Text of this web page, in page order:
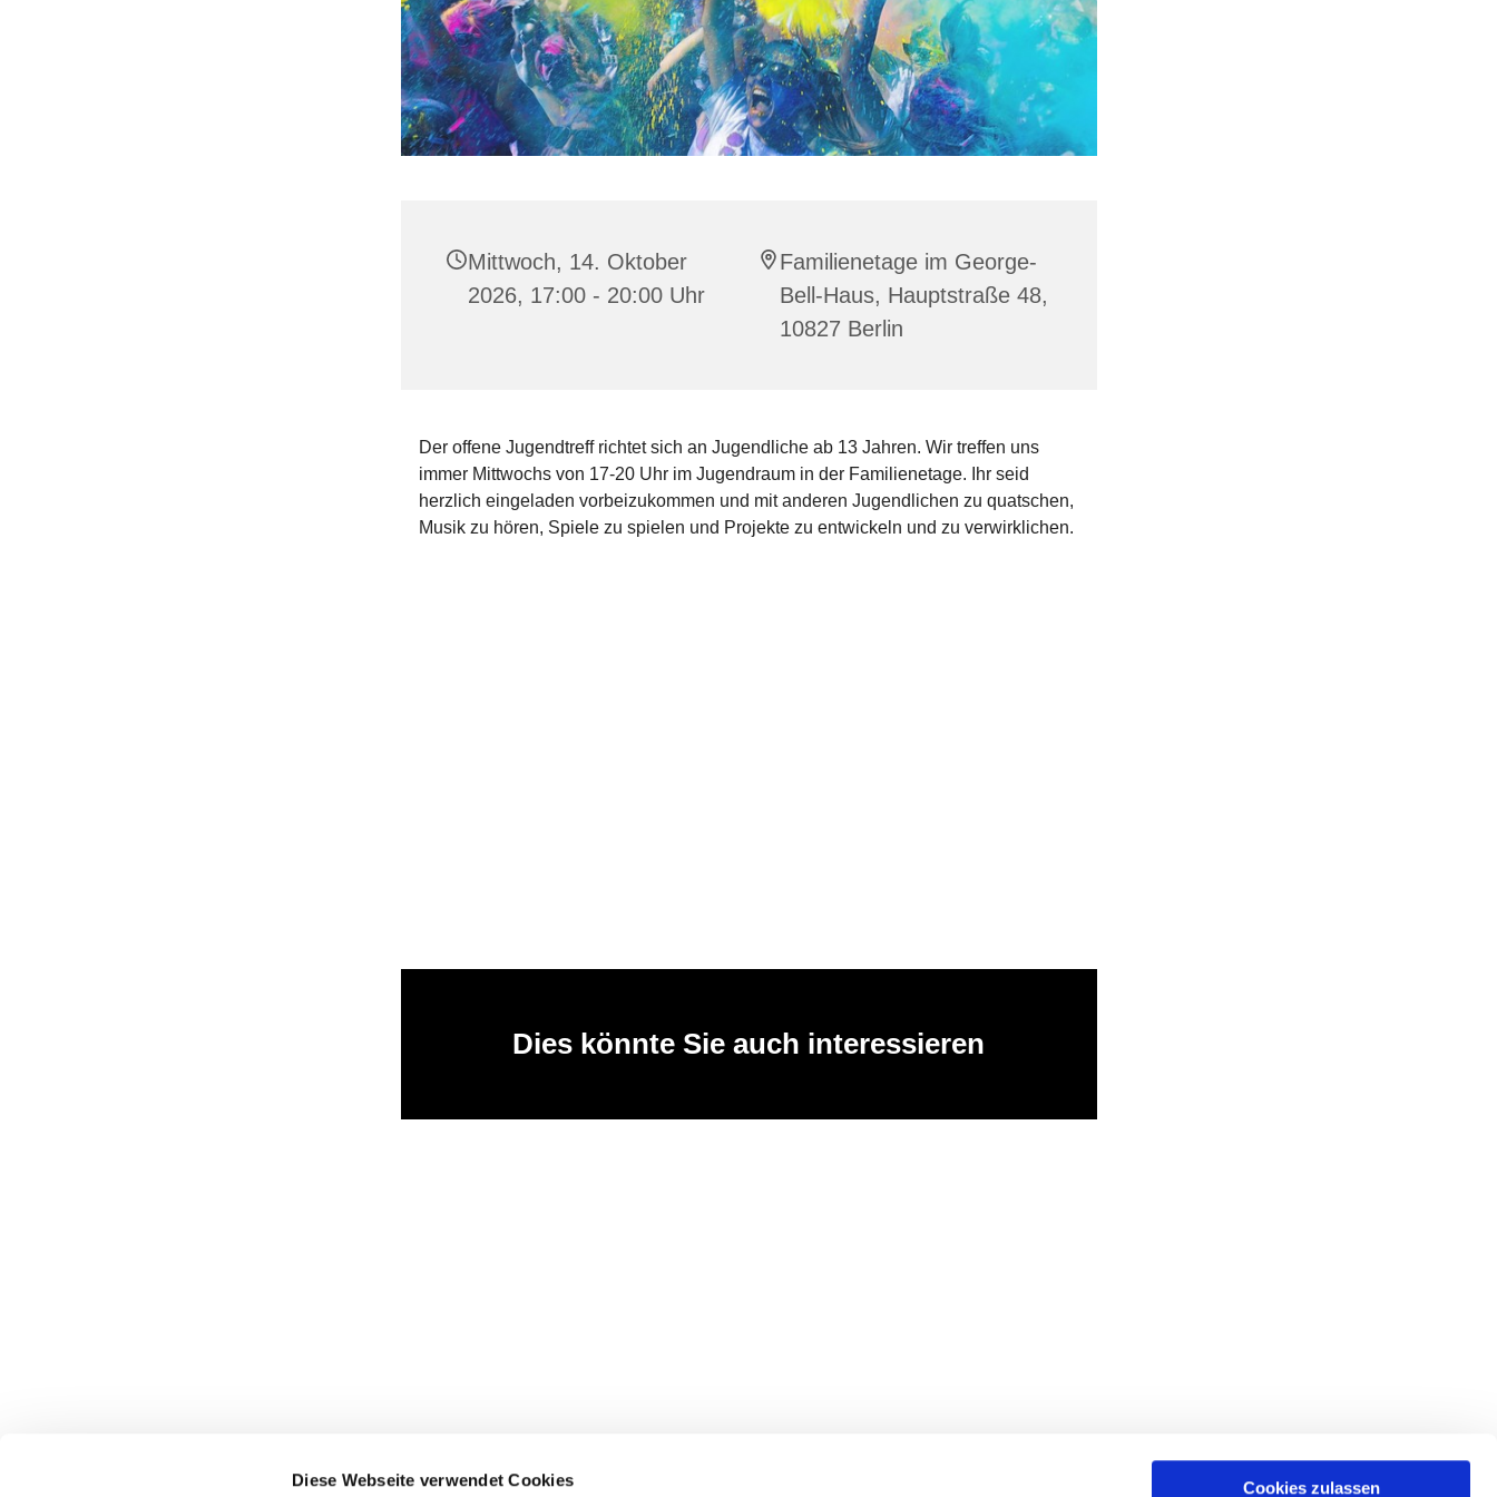
Diese Webseite verwendet Cookies Cookies zulassen
Mittwoch, 14. Oktober
2026, 17:00 - 20:00 Uhr
Familienetage im George-
Bell-Haus, Hauptstraße 48,
10827 Berlin
Der offene Jugendtreff richtet sich an Jugendliche ab 13 Jahren. Wir treffen uns
immer Mittwochs von 17-20 Uhr im Jugendraum in der Familienetage. Ihr seid
herzlich eingeladen vorbeizukommen und mit anderen Jugendlichen zu quatschen,
Musik zu hören, Spiele zu spielen und Projekte zu entwickeln und zu verwirklichen.
Dies könnte Sie auch interessieren